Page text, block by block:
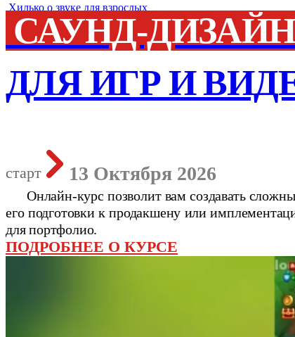
Хилько о звуке для взрослых
САУНД-
ДЛЯ ИГР И
старт 13 Октября 2026
Онлайн-курс позволит вам создавать
его подготовки к продакшену или
для портфолио.
ПОДРОБНЕЕ О КУРСЕ